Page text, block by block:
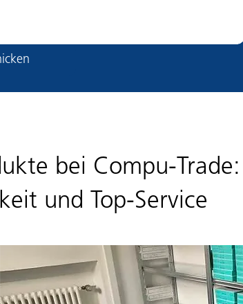
bei Compu-Trade:
und Top-Service